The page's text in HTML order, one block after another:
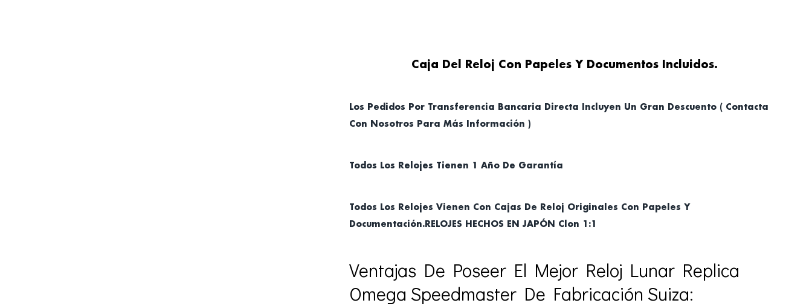
Caja Del Reloj Con Papeles Y Documentos Incluidos.
Los Pedidos Por Transferencia Bancaria Directa Incluyen Un Gran Descuento ( Contacta
Con Nosotros Para Más Información )
Todos Los Relojes Tienen 1 Año De Garantía
Todos Los Relojes Vienen Con Cajas De Reloj Originales Con Papeles Y
Documentación.RELOJES HECHOS EN JAPÓN Clon 1:1
Ventajas De Poseer El Mejor Reloj Lunar Replica
Omega Speedmaster De Fabricación Suiza: